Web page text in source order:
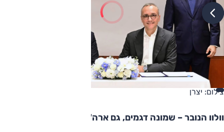
צילום: יצרן
וולוו הנובר – שמונה דגמים, גם ארה"ב